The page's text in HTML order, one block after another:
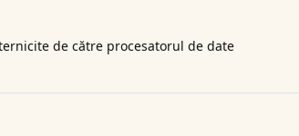
de către procesatorul de date